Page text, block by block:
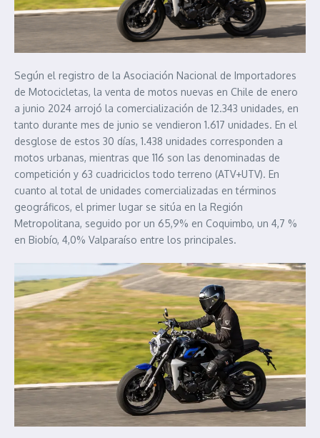
Según el registro de la Asociación Nacional de Importadores
de Motocicletas, la venta de motos nuevas en Chile de enero
a junio 2024 arrojó la comercialización de 12.343 unidades, en
tanto durante mes de junio se vendieron 1.617 unidades. En el
desglose de estos 30 días, 1.438 unidades corresponden a
motos urbanas, mientras que 116 son las denominadas de
competición y 63 cuadriciclos todo terreno (ATV+UTV). En
cuanto al total de unidades comercializadas en términos
geográficos, el primer lugar se sitúa en la Región
Metropolitana, seguido por un 65,9% en Coquimbo, un 4,7 %
en Biobío, 4,0% Valparaíso entre los principales.